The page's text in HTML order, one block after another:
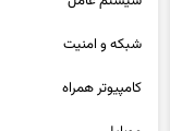
شبكه و امنيت
كامپيوتر همراه
موبايل